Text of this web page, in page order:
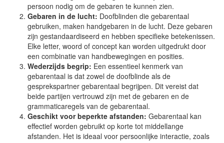
persoon nodig om de gebaren te kunnen zien.
Gebaren in de lucht: Doofblinden die gebarentaal
gebruiken, maken handgebaren in de lucht. Deze gebaren
zijn gestandaardiseerd en hebben specifieke betekenissen.
Elke letter, woord of concept kan worden uitgedrukt door
een combinatie van handbewegingen en posities.
Wederzijds begrip: Een essentieel kenmerk van
gebarentaal is dat zowel de doofblinde als de
gesprekspartner gebarentaal begrijpen. Dit vereist dat
beide partijen vertrouwd zijn met de gebaren en de
grammaticaregels van de gebarentaal.
Geschikt voor beperkte afstanden: Gebarentaal kan
effectief worden gebruikt op korte tot middellange
afstanden. Het is ideaal voor persoonlijke interactie, zoals